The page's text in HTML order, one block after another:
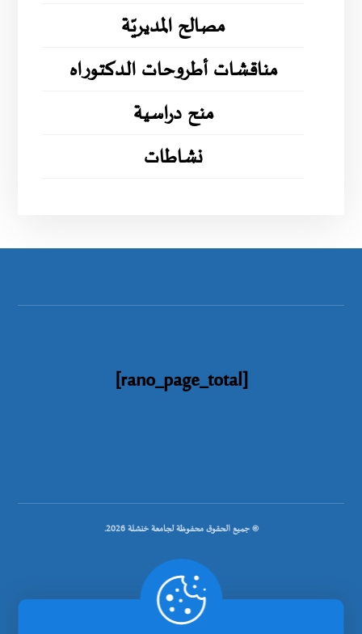
مصالح المديريّة
مناقشات أطروحات الدكتوراه
منح دراسية
نشاطات
[rano_page_total]
© جميع الحقوق محفوظة لجامعة خنشلة 2026.
.